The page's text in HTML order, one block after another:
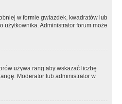
w formie gwiazdek, kwadratów lub
użytkownika. Administrator forum może
używa rang aby wskazać liczbę
Moderator lub administrator w